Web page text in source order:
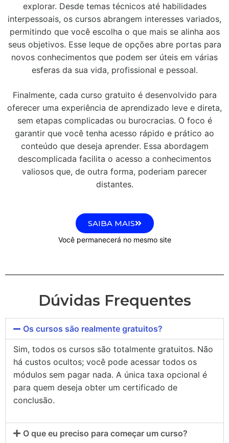
explorar. Desde temas técnicos até habilidades
interpessoais, os cursos abrangem interesses variados,
permitindo que você escolha o que mais se alinha aos
seus objetivos. Esse leque de opções abre portas para
novos conhecimentos que podem ser úteis em várias
esferas da sua vida, profissional e pessoal.
Finalmente, cada curso gratuito é desenvolvido para
oferecer uma experiência de aprendizado leve e direta,
sem etapas complicadas ou burocracias. O foco é
garantir que você tenha acesso rápido e prático ao
conteúdo que deseja aprender. Essa abordagem
descomplicada facilita o acesso a conhecimentos
valiosos que, de outra forma, poderiam parecer
distantes.
SAIBA MAIS
Você permanecerá no mesmo site
Dúvidas Frequentes
Os cursos são realmente gratuitos?
Sim, todos os cursos são totalmente gratuitos. Não
há custos ocultos; você pode acessar todos os
módulos sem pagar nada. A única taxa opcional é
para quem deseja obter um certificado de
conclusão.
O que eu preciso para começar um curso?